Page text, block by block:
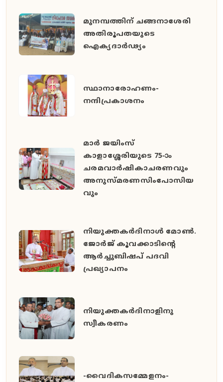
മുനമ്പത്തിന് ചങ്ങനാശേരി
അതിരൂപതയുടെ
ഐക്യദാർഢ്യം
സ്ഥാനാരോഹണം-
നന്ദിപ്രകാശനം
മാർ ജയിംസ്
കാളാശ്ശേരിയുടെ 75-ാം
ചരമവാർഷികാചരണവും
അനുസ്മരണസിംപോസിയ
വും
നിയുക്തകർദിനാൾ മോൺ.
ജോർജ് കൂവക്കാടിൻ്റെ
ആർച്ചുബിഷപ് പദവി
പ്രഖ്യാപനം
നിയുക്തകർദിനാളിനു
സ്വീകരണം
-വൈദികസമ്മേളനം-